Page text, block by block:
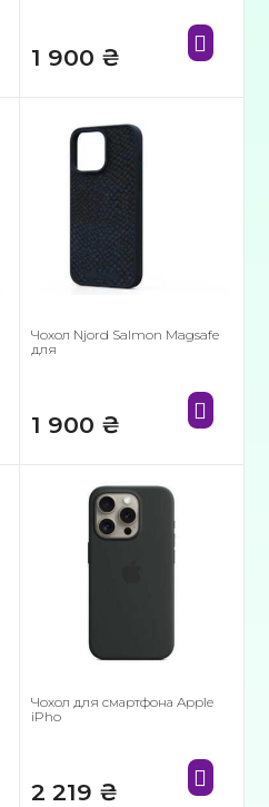
1 900 ₴
Чохол Njord Salmon Magsafe
для
1 900 ₴
Чохол для смартфона Apple
iPho
2 219 ₴